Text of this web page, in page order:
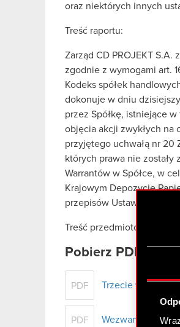
oraz niektórych innych
Treść raportu:
Zarząd CD PROJEKT S.A.
zgodnie z wymogami art.
Kodeks spółek
dokonuje w dniu
przez Spółkę, istniejące
objęcia akcji zwykłych na
przyjętego uchwałą nr 20
których prawa nie zostały
Warrantów w Spółce, w
Krajowym Depozycie
przepisów Ustawy.
Treść przedmiotowego
Pobierz PDF
PDF Trzecie
PDF Wezwanie do